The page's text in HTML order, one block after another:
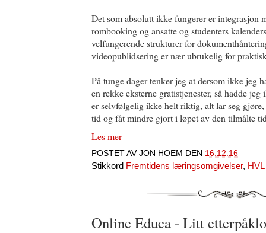
Det som absolutt ikke fungerer er integrasjon
rombooking og ansatte og studenters
velfungerende strukturer for
videopublidsering er nær ubrukelig for
På tunge dager tenker jeg at dersom ikke jeg
en rekke eksterne gratistjenester, så hadde
er selvfølgelig ikke helt riktig, alt lar seg
tid og fåt mindre gjort i løpet av den tilmålte
Les mer
POSTET AV JON HOEM DEN 16.12.16
Stikkord Fremtidens læringsomgivelser, HVL
Online Educa - Litt